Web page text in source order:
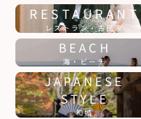
RESTAURANT
レストラン・古民家
BEACH
海・ビーチ
JAPANESE
STYLE
和婚